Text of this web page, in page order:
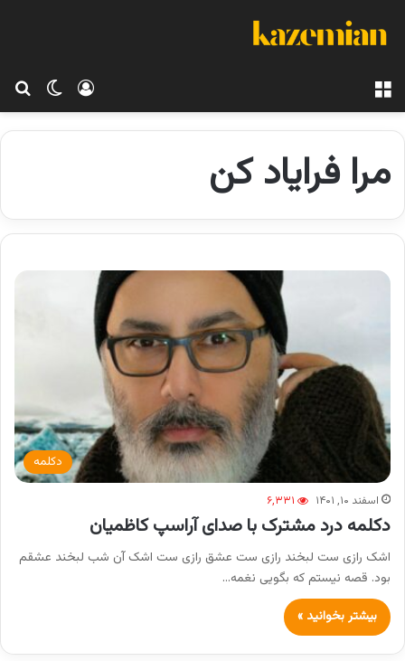
تغییر ورود
مرا فرایاد کن
دکلمه
اسفند ۱۰, ۱۴۰۱ ۶,۳۳۱
دکلمه درد مشترک با صدای آراسپ کاظمیان
اشک رازی‌ ست لبخند رازی‌ ست عشق رازی‌ ست اشک آن شب لبخند عشقم
بود. قصه نیستم که بگویی نغمه…
بیشتر بخوانید »